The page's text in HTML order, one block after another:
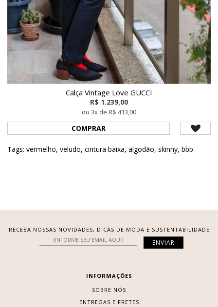
Calça Vintage Love GUCCI
R$ 1.239,00
ou 3x de R$ 413,00
COMPRAR
Tags: vermelho, veludo, cintura baixa, algodão, skinny, bbb
RECEBA NOSSAS NOVIDADES, DICAS DE MODA E SUSTENTABILIDADE
INFORMAÇÕES
SOBRE NÓS
ENTREGAS E FRETES